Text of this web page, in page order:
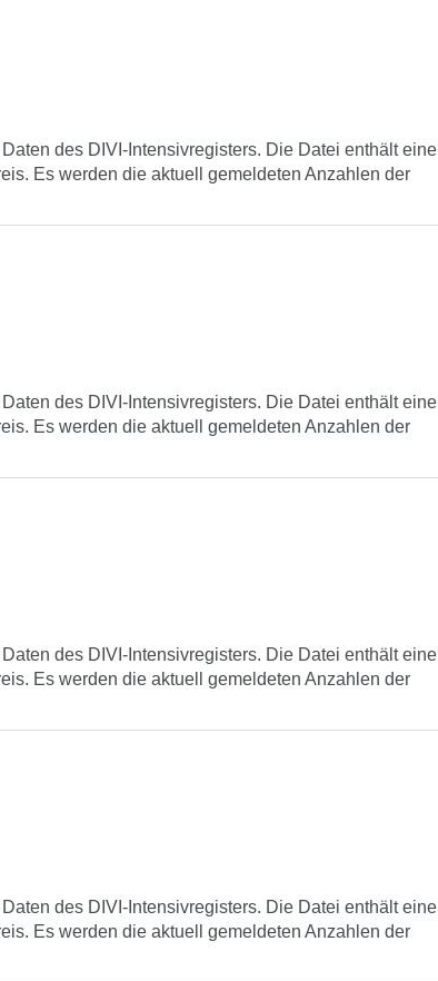
des DIVI-Intensivregisters. Die Datei enthält eine
Es werden die aktuell gemeldeten Anzahlen der
des DIVI-Intensivregisters. Die Datei enthält eine
Es werden die aktuell gemeldeten Anzahlen der
des DIVI-Intensivregisters. Die Datei enthält eine
Es werden die aktuell gemeldeten Anzahlen der
des DIVI-Intensivregisters. Die Datei enthält eine
Es werden die aktuell gemeldeten Anzahlen der